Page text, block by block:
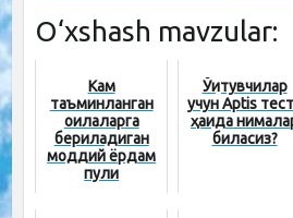
O‘xshash mavzular:
Кам
таъминланган
оилаларга
бериладиган
моддий ёрдам
пули
Ўқитувчилар
учун Aptis
ҳақида
биласиз?